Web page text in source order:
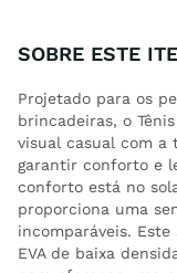
SOBRE ESTE
Projetado para os
brincadeiras, o
visual casual com a
garantir conforto e
conforto está no
proporciona uma
incomparáveis.
EVA de baixa